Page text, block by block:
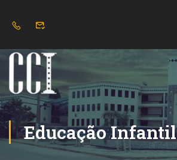
Educação Infantil